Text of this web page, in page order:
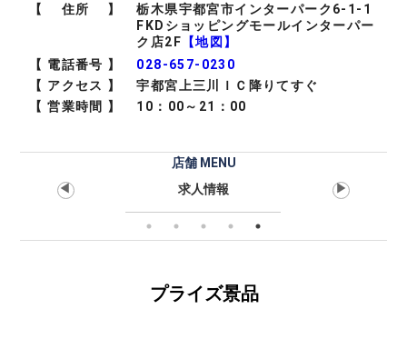
【 住所 】
栃木県宇都宮市インターパーク6-1-1
FKDショッピングモールインターパー
ク店2F 【地図】
【 電話番号 】
028-657-0230
【 アクセス 】
宇都宮上三川ＩＣ降りてすぐ
【 営業時間 】
10：00～21：00
店舗 MENU
◀
求人情報 ▶
プライズ景品